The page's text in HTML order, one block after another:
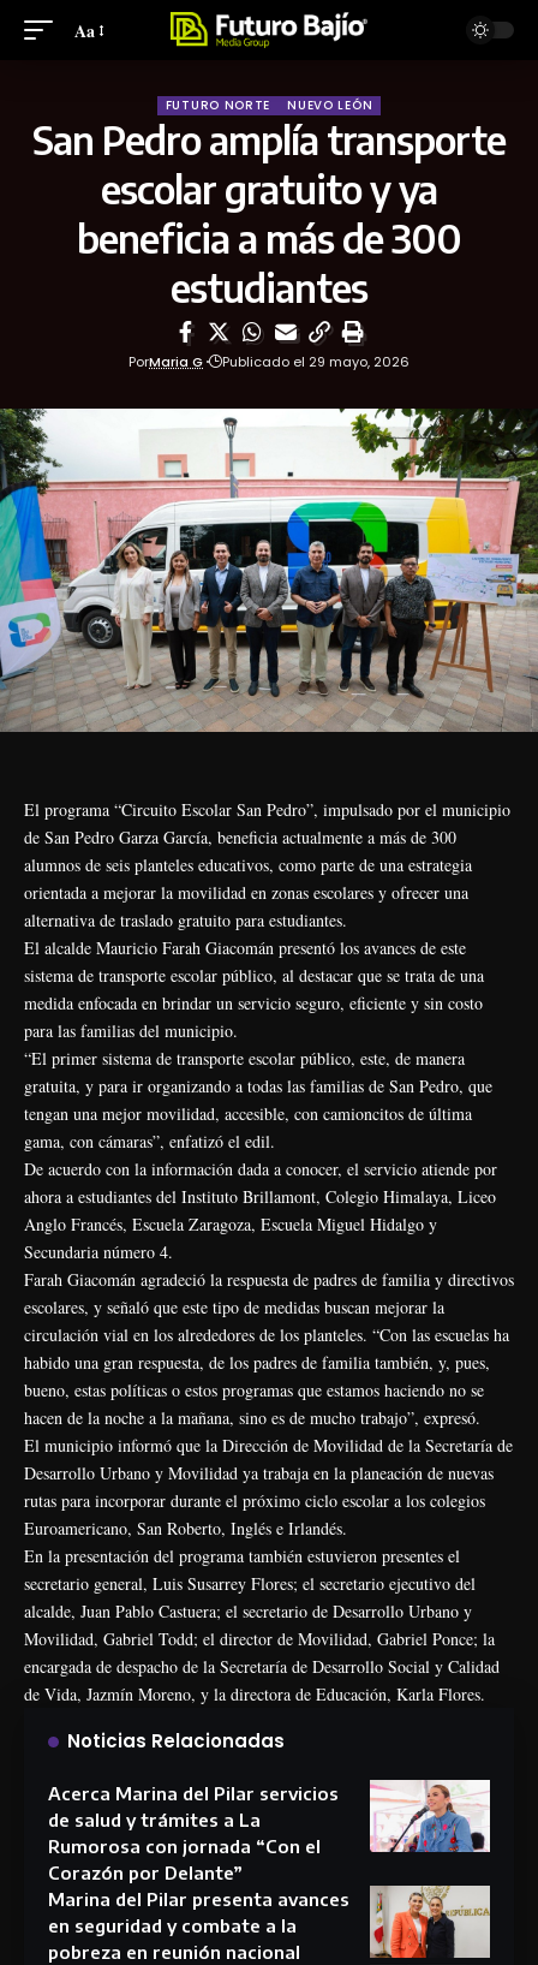
Aa
FUTURO NORTE NUEVO LEÓN
San Pedro amplía transporte
escolar gratuito y ya
beneficia a más de 300
estudiantes
PorMaria G Publicado el 29 mayo, 2026
El programa “Circuito Escolar San Pedro”, impulsado por el municipio
de San Pedro Garza García, beneficia actualmente a más de 300
alumnos de seis planteles educativos, como parte de una estrategia
orientada a mejorar la movilidad en zonas escolares y ofrecer una
alternativa de traslado gratuito para estudiantes.
El alcalde Mauricio Farah Giacomán presentó los avances de este
sistema de transporte escolar público, al destacar que se trata de una
medida enfocada en brindar un servicio seguro, eficiente y sin costo
para las familias del municipio.
“El primer sistema de transporte escolar público, este, de manera
gratuita, y para ir organizando a todas las familias de San Pedro, que
tengan una mejor movilidad, accesible, con camioncitos de última
gama, con cámaras”, enfatizó el edil.
De acuerdo con la información dada a conocer, el servicio atiende por
ahora a estudiantes del Instituto Brillamont, Colegio Himalaya, Liceo
Anglo Francés, Escuela Zaragoza, Escuela Miguel Hidalgo y
Secundaria número 4.
Farah Giacomán agradeció la respuesta de padres de familia y directivos
escolares, y señaló que este tipo de medidas buscan mejorar la
circulación vial en los alrededores de los planteles. “Con las escuelas ha
habido una gran respuesta, de los padres de familia también, y, pues,
bueno, estas políticas o estos programas que estamos haciendo no se
hacen de la noche a la mañana, sino es de mucho trabajo”, expresó.
El municipio informó que la Dirección de Movilidad de la Secretaría de
Desarrollo Urbano y Movilidad ya trabaja en la planeación de nuevas
rutas para incorporar durante el próximo ciclo escolar a los colegios
Euroamericano, San Roberto, Inglés e Irlandés.
En la presentación del programa también estuvieron presentes el
secretario general, Luis Susarrey Flores; el secretario ejecutivo del
alcalde, Juan Pablo Castuera; el secretario de Desarrollo Urbano y
Movilidad, Gabriel Todd; el director de Movilidad, Gabriel Ponce; la
encargada de despacho de la Secretaría de Desarrollo Social y Calidad
de Vida, Jazmín Moreno, y la directora de Educación, Karla Flores.
Noticias Relacionadas
Acerca Marina del Pilar servicios
de salud y trámites a La
Rumorosa con jornada “Con el
Corazón por Delante”
Marina del Pilar presenta avances
en seguridad y combate a la
pobreza en reunión nacional